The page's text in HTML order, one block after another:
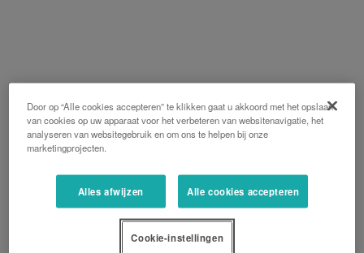
Door op “Alle cookies accepteren” te klikken gaat u akkoord met het opslaan
van cookies op uw apparaat voor het verbeteren van websitenavigatie, het
analyseren van websitegebruik en om ons te helpen bij onze
marketingprojecten.
Alles afwijzen Alle cookies accepteren
Cookie-instellingen